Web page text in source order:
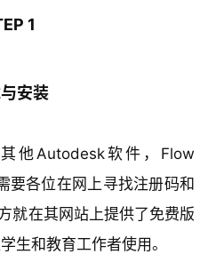
1
安装
他Autodesk软件，Flow
要各位在网上寻找注册码和
就在其网站上提供了免费版
生和教育工作者使用。